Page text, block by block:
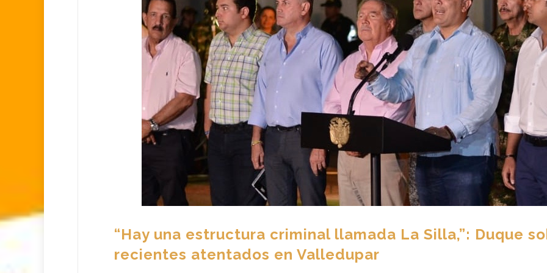
“Hay una estructura criminal llamada La Silla,”: Duque
recientes atentados en Valledupar